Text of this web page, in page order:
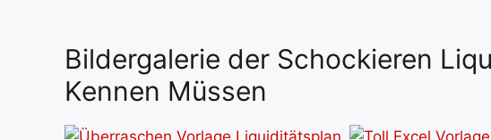
Bildergalerie der Schockieren
Kennen Müssen